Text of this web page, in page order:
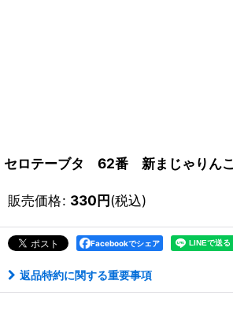
セロテーブタ 62番 新まじゃりんこ
販売価格: 330円(税込)
Facebookでシェア
返品特約に関する重要事項